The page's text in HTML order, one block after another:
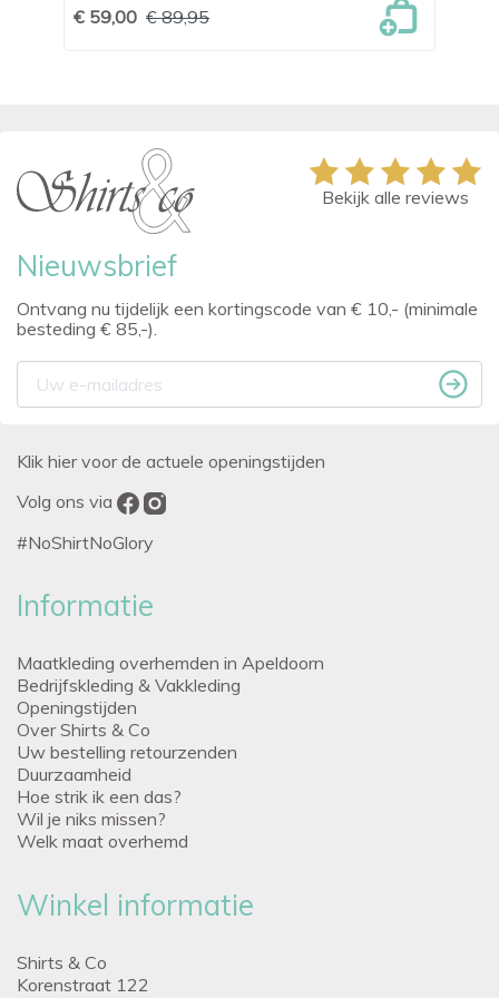
€ 59,00 € 89,95
Nieuwsbrief
Ontvang nu tijdelijk een kortingscode van € 10,- (minimale
besteding € 85,-).
Bekijk alle reviews
Klik hier voor de actuele openingstijden
Volg ons via
#NoShirtNoGlory
Informatie
Maatkleding overhemden in Apeldoorn
Bedrijfskleding & Vakkleding
Openingstijden
Over Shirts & Co
Uw bestelling retourzenden
Duurzaamheid
Hoe strik ik een das?
Wil je niks missen?
Welk maat overhemd
Winkel informatie
Shirts & Co
Korenstraat 122